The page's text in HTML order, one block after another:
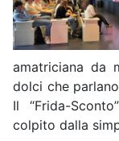
amatriciana da
dolci che
Il “Frida-
colpito dalla